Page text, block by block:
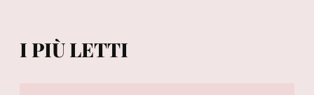
I PIÙ LETTI